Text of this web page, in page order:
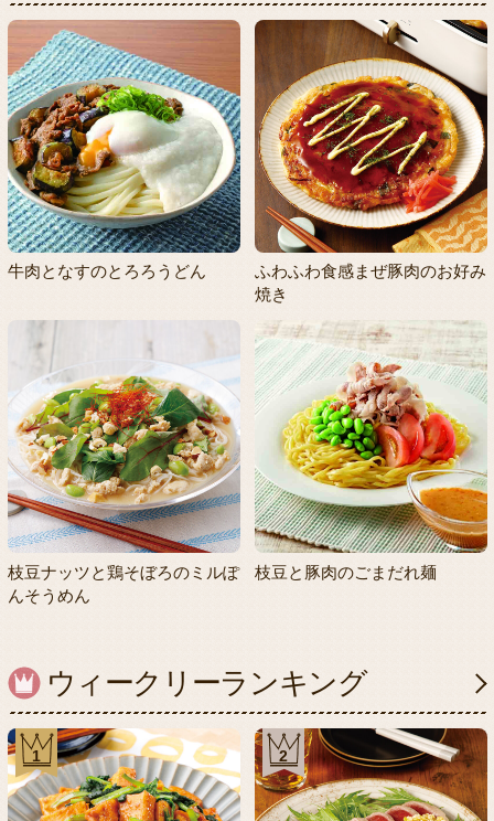
牛肉となすのとろろうどん
ふわふわ食感まぜ豚肉のお好み
焼き
枝豆ナッツと鶏そぼろのミルぽ
んそうめん
枝豆と豚肉のごまだれ麺
ウィークリーランキング
1 2